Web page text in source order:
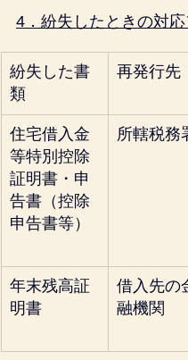
4．紛失したときの対
紛失した書
類
再発行先
住宅借入金
等特別控除
証明書・申
告書（控除
申告書等）
所轄税務
年末残高証
明書
借入先の
融機関